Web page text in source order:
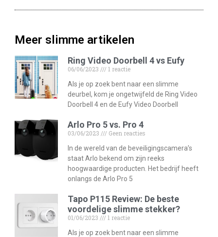
Meer slimme artikelen
Ring Video Doorbell 4 vs Eufy
06/06/2023
1 reactie
Als je op zoek bent naar een slimme
deurbel, kom je ongetwijfeld de Ring Video
Doorbell 4 en de Eufy Video Doorbell
Arlo Pro 5 vs. Pro 4
03/06/2023
Geen reacties
In de wereld van de beveiligingscamera’s
staat Arlo bekend om zijn reeks
hoogwaardige producten. Het bedrijf heeft
onlangs de Arlo Pro 5
Tapo P115 Review: De beste
voordelige slimme stekker?
01/06/2023
1 reactie
Als je op zoek bent naar een slimme